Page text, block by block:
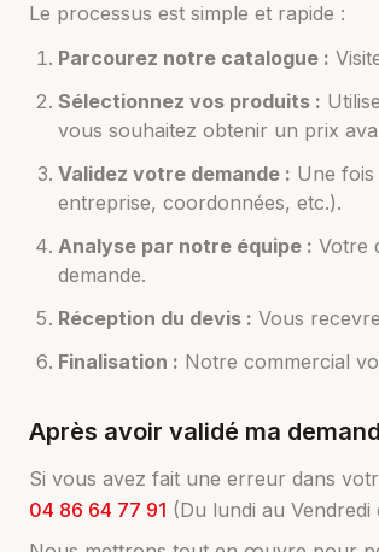
Le processus est simple et rapide :
Parcourez notre catalogue :
Sélectionnez vos produits :
vous souhaitez obtenir un prix
Validez votre demande : Une fois
entreprise, coordonnées, etc.).
Analyse par notre équipe : Votre
demande.
Réception du devis : Vous
Finalisation : Notre commercial
Après avoir validé ma
Si vous avez fait une erreur dans
04 86 64 77 91 (Du lundi au